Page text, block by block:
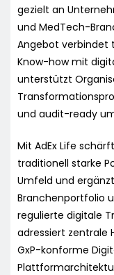
gezielt an
und MedTech-
Angebot verbindet
Know-how mit
unterstützt
und audit-ready
Mit AdEx Life
traditionell starke
Umfeld und
Branchenportfolio
regulierte digitale
adressiert zentrale
GxP-konforme